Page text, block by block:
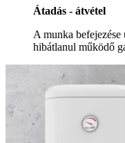
Átadás - átvétel
A munka
hibátlanul működő